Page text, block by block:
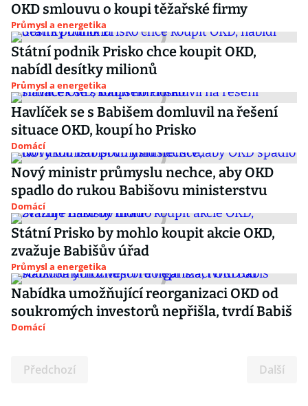
OKD smlouvu o koupi těžařské firmy
Průmysl a energetika
Státní podnik Prisko chce koupit OKD,
nabídl desítky milionů
Průmysl a energetika
Havlíček se s Babišem domluvil na řešení
situace OKD, koupí ho Prisko
Domácí
Nový ministr průmyslu nechce, aby OKD
spadlo do rukou Babišovu ministerstvu
Domácí
Státní Prisko by mohlo koupit akcie OKD,
zvažuje Babišův úřad
Průmysl a energetika
Nabídka umožňující reorganizaci OKD od
soukromých investorů nepřišla, tvrdí Babiš
Domácí
Předchozí Další